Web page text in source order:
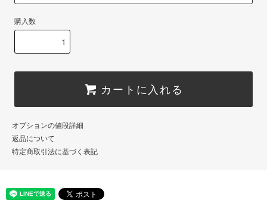
購入数
カートに入れる
オプションの値段詳細
返品について
特定商取引法に基づく表記